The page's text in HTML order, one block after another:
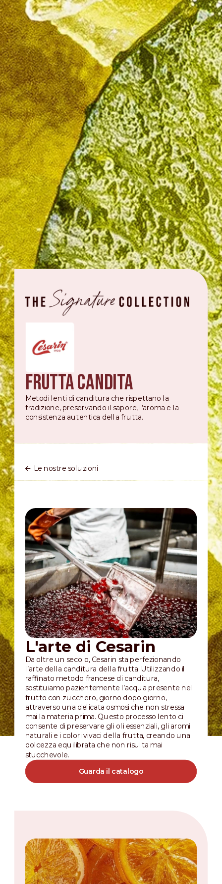
Frutta Candita
Metodi lenti di canditura che rispettano la
tradizione, preservando il sapore, l’aroma e la
consistenza autentica della frutta.
Le nostre soluzioni
L'arte di Cesarin
Da oltre un secolo, Cesarin sta perfezionando
l’arte della canditura della frutta. Utilizzando il
raffinato metodo francese di canditura,
sostituiamo pazientemente l’acqua presente nel
frutto con zucchero, giorno dopo giorno,
attraverso una delicata osmosi che non stressa
mai la materia prima. Questo processo lento ci
consente di preservare gli oli essenziali, gli aromi
naturali e i colori vivaci della frutta, creando una
dolcezza equilibrata che non risulta mai
stucchevole.
Guarda il catalogo